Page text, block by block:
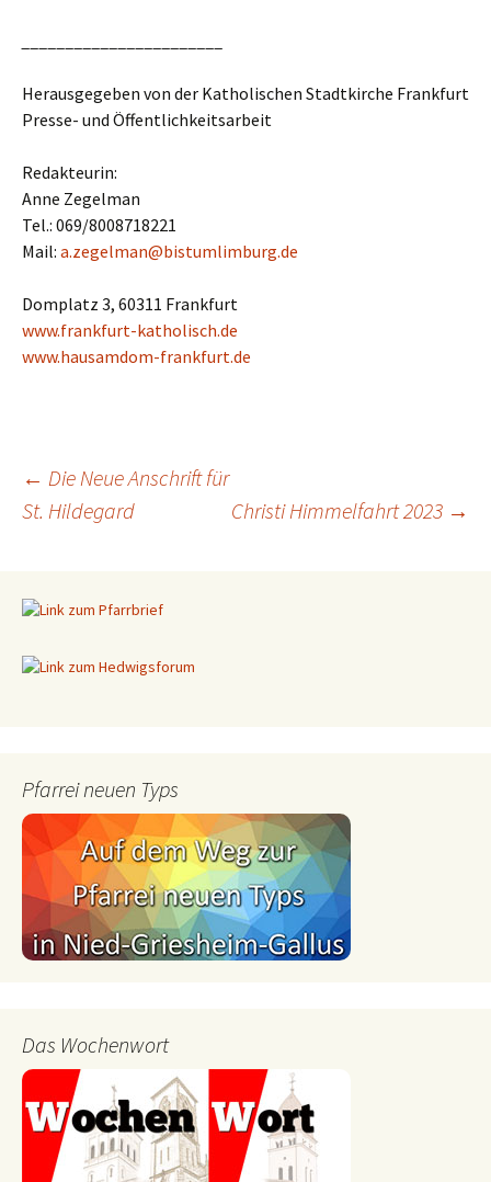
Herausgegeben von der Katholischen Stadtkirche Frankfurt
Presse- und Öffentlichkeitsarbeit
Redakteurin:
Anne Zegelman
Tel.: 069/8008718221
Mail: a.zegelman@bistumlimburg.de
Domplatz 3, 60311 Frankfurt
www.frankfurt-katholisch.de
www.hausamdom-frankfurt.de
Beitragsnavigation
← Die Neue Anschrift für
St. Hildegard
Christi Himmelfahrt 2023 →
Pfarrei neuen Typs
Das Wochenwort